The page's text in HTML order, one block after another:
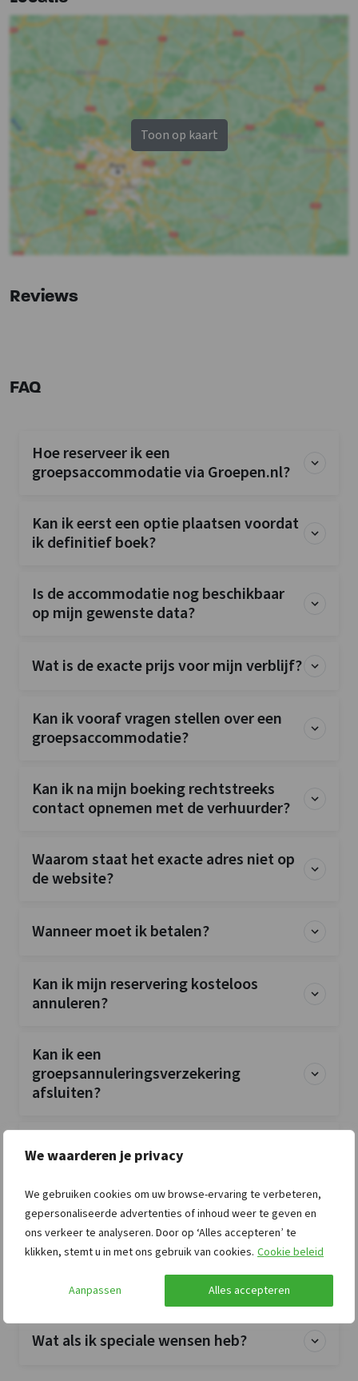
We waarderen je privacy
We gebruiken cookies om uw browse-ervaring te verbeteren,
gepersonaliseerde advertenties of inhoud weer te geven en
ons verkeer te analyseren. Door op ‘Alles accepteren’ te
klikken, stemt u in met ons gebruik van cookies. Cookie beleid
Aanpassen Alles accepteren
Faciliteiten (Binnen)
Stookhout aanwezig
Extra recreatie ruimte
Aparte woonruimte
m2 extra recreatie ruimte: 90
2-persoons stapelbed: 2
2-persoonsbed: 7
Algemene gegevens
Standaard opgemaakte bedden
Geschikt als trouwlocatie
Bedlinnen inbegrepen
Gehele jaar geopend
Afstanden tot
Recreatiewater: 10 km
Winkels: 5 km
Binnenzwembad: 5 km
Treinstation: 5 km
Open keuken
Koelkast
Soort fornuis: Inductie
Vriezer
Vaatwasser
1-persoonsbed: 2
Bedden: 10
Overige
Kinderfaciliteiten
Kinderbedjes: 1
Kinderbox: 0
Toon op kaart
Reviews
FAQ
Hoe reserveer ik een
groepsaccommodatie via Groepen.nl?
Kan ik eerst een optie plaatsen voordat
ik definitief boek?
Is de accommodatie nog beschikbaar
op mijn gewenste data?
Wat is de exacte prijs voor mijn verblijf?
Kan ik vooraf vragen stellen over een
groepsaccommodatie?
Kan ik na mijn boeking rechtstreeks
contact opnemen met de verhuurder?
Waarom staat het exacte adres niet op
de website?
Wanneer moet ik betalen?
Kan ik mijn reservering kosteloos
annuleren?
Kan ik een
groepsannuleringsverzekering
afsluiten?
groep?
Zijn huisdieren toegestaan?
Zijn bedlinnen en handdoeken
inbegrepen?
Wat als ik speciale wensen heb?